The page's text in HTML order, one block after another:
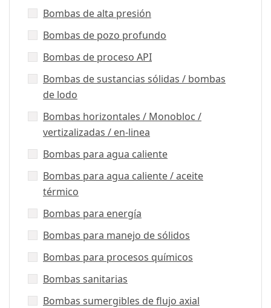
Bombas de alta presión
Bombas de pozo profundo
Bombas de proceso API
Bombas de sustancias sólidas / bombas
de lodo
Bombas horizontales / Monobloc /
vertizalizadas / en-linea
Bombas para agua caliente
Bombas para agua caliente / aceite
térmico
Bombas para energía
Bombas para manejo de sólidos
Bombas para procesos químicos
Bombas sanitarias
Bombas sumergibles de flujo axial